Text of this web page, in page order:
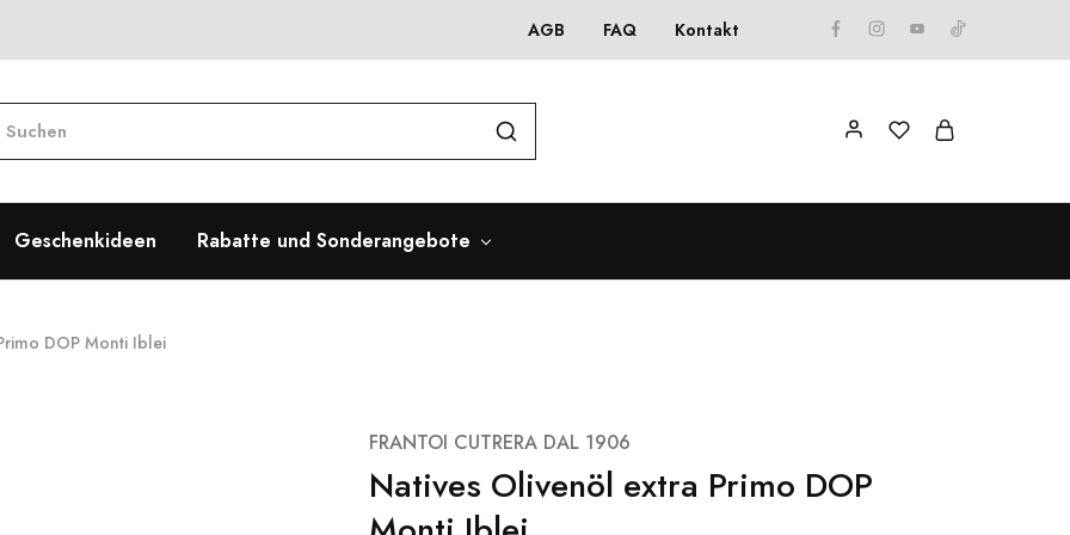
AGB FAQ Kontakt
Geschenkideen Rabatte und Sonderangebote
DOP Monti Iblei
FRANTOI CUTRERA DAL 1906
Natives Olivenöl extra Primo DOP